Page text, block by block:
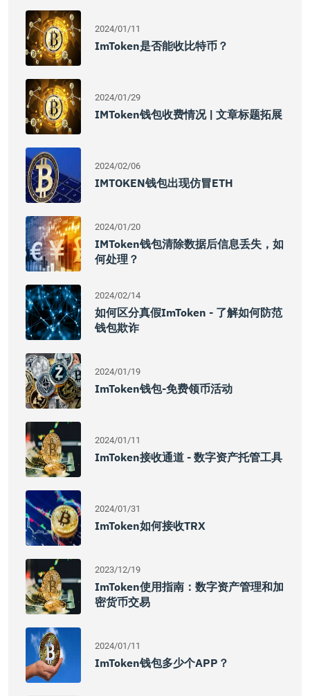
2024/01/11
ImToken是否能收比特币？
2024/01/29
IMToken钱包收费情况 | 文章标题拓展
2024/02/06
IMTOKEN钱包出现仿冒ETH
2024/01/20
IMToken钱包清除数据后信息丢失，如
何处理？
2024/02/14
如何区分真假imToken - 了解如何防范
钱包欺诈
2024/01/19
ImToken钱包-免费领币活动
2024/01/11
ImToken接收通道 - 数字资产托管工具
2024/01/31
ImToken如何接收TRX
2023/12/19
ImToken使用指南：数字资产管理和加
密货币交易
2024/01/11
ImToken钱包多少个APP？